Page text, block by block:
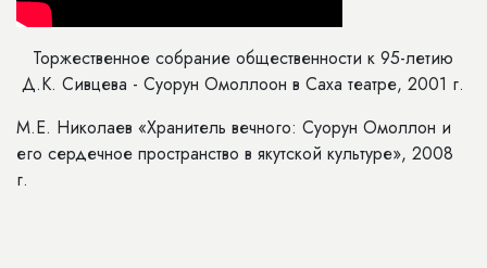
Торжественное собрание общественности к 95-летию
Д.К. Сивцева - Суорун Омоллоон в Саха театре, 2001 г.
М.Е. Николаев «Хранитель вечного: Суорун Омоллон и
его сердечное пространство в якутской культуре», 2008
г.